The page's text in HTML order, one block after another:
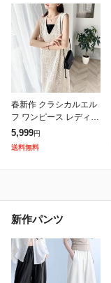
ピース 綿1
春新作 クラシカルエル
フ ワンピース レディー
ス 前後 2way レトロ レ
ース ジャンパースカー
ト 大きいサイズ ゆった
5,999円
送料無料
新作パンツ